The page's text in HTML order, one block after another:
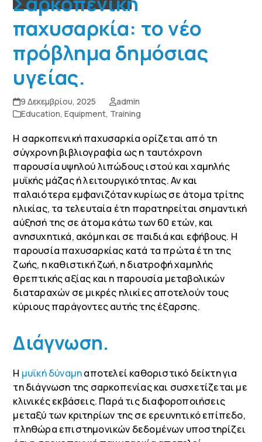
παχυσαρκία: το νέο
πρόβλημα δημόσιας
υγείας.
9 Δεκεμβρίου, 2025
admin
Education,Equipment, Training
Η σαρκοπενική παχυσαρκία ορίζεται από τη
σύγχρονη βιβλιογραφία ως η ταυτόχρονη
παρουσία υψηλού λιπώδους ιστού και χαμηλής
μυϊκής μάζας ή λειτουργικότητας. Αν και
παλαιότερα εμφανιζόταν κυρίως σε άτομα τρίτης
ηλικίας, τα τελευταία έτη παρατηρείται σημαντική
αύξησή της σε άτομα κάτω των 60 ετών, και
ανησυχητικά, ακόμη και σε παιδιά και εφήβους. Η
παρουσία παχυσαρκίας κατά τα πρώτα έτη της
ζωής, η καθιστική ζωή, η διατροφή χαμηλής
θρεπτικής αξίας και η παρουσία μεταβολικών
διαταραχών σε μικρές ηλικίες αποτελούν τους
κύριους παράγοντες αυτής της έξαρσης.
Διάγνωση.
Η μυϊκή δύναμηαποτελεί καθοριστικό δείκτη για
τη διάγνωση της σαρκοπενίας και συσχετίζεται με
κλινικές εκβάσεις. Παρά τις διαφοροποιήσεις
μεταξύ των κριτηρίων της σε ερευνητικό επίπεδο,
πληθώρα επιστημονικών δεδομένων υποστηρίζει